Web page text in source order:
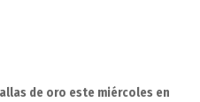
de oro este miércoles en